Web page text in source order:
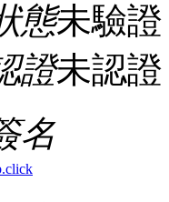
態未驗證
證未認證
名